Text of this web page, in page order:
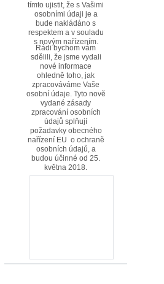
tímto ujistit, že s Vašimi
osobními údaji je a
bude nakládáno s
respektem a v souladu
s novým nařízením.
Rádi bychom vám
sdělili, že jsme vydali
nové informace
ohledně toho, jak
zpracováváme Vaše
osobní údaje. Tyto nově
vydané zásady
zpracování osobních
údajů splňují
požadavky obecného
nařízení EU o ochraně
osobních údajů, a
budou účinné od 25.
května 2018.